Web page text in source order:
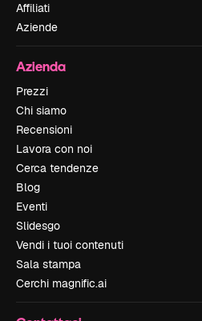
Affiliati
Aziende
Azienda
Prezzi
Chi siamo
Recensioni
Lavora con noi
Cerca tendenze
Blog
Eventi
Slidesgo
Vendi i tuoi contenuti
Sala stampa
Cerchi magnific.ai